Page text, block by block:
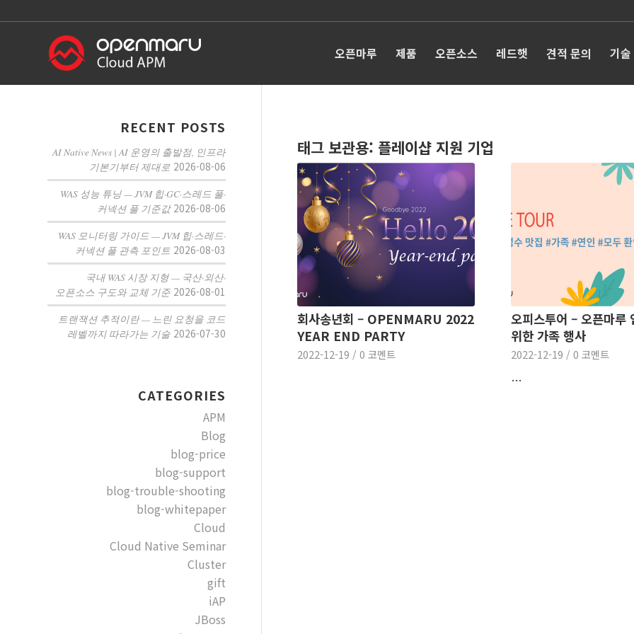
오픈마루 제품 오픈소스 레드햇 견적 문의 기
태그 보관용: 플레이샵 지원 기업
회사송년회 – OPENMARU 2022
YEAR END PARTY
2022-12-19 / 0 코멘트
오피스투어 – 오픈마루
위한 가족 행사
2022-12-19 / 0 코멘트
…
RECENT POSTS
AI Native News | AI 운영의 출발점, 인프라
기본기부터 제대로 2026-08-06
WAS 성능 튜닝 — JVM 힙·GC·스레드 풀·
커넥션 풀 기준값 2026-08-06
WAS 모니터링 가이드 — JVM 힙·스레드·
커넥션 풀 관측 포인트 2026-08-03
국내 WAS 시장 지형 — 국산·외산·
오픈소스 구도와 교체 기준 2026-08-01
트랜잭션 추적이란 — 느린 요청을 코드
레벨까지 따라가는 기술 2026-07-30
CATEGORIES
APM
Blog
blog-price
blog-support
blog-trouble-shooting
blog-whitepaper
Cloud
Cloud Native Seminar
Cluster
gift
iAP
JBoss